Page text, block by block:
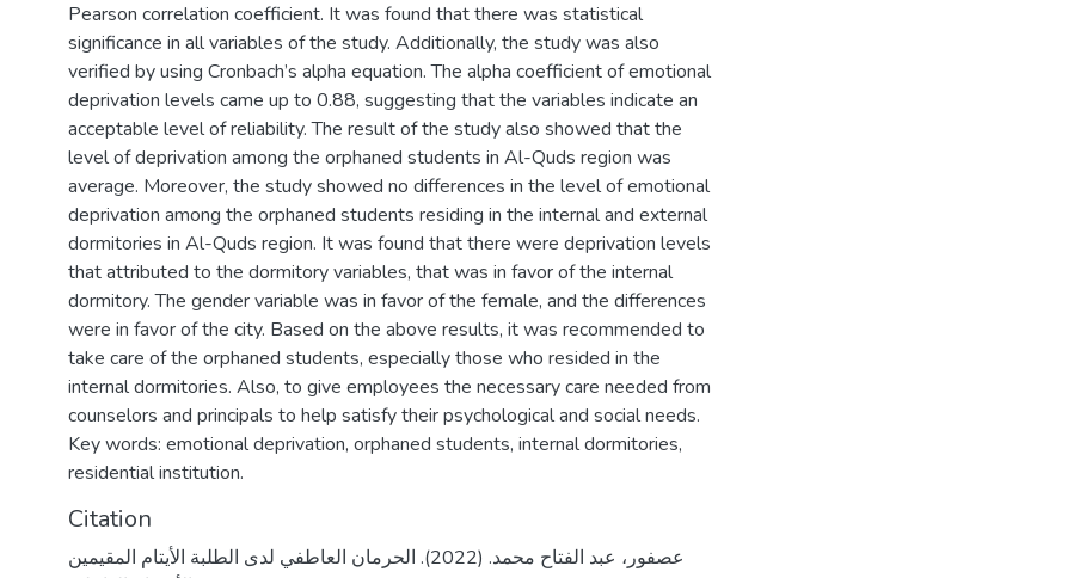
Pearson correlation coefficient. It was found that there was statistical
significance in all variables of the study. Additionally, the study was also
verified by using Cronbach’s alpha equation. The alpha coefficient of emotional
deprivation levels came up to 0.88, suggesting that the variables indicate an
acceptable level of reliability. The result of the study also showed that the
level of deprivation among the orphaned students in Al-Quds region was
average. Moreover, the study showed no differences in the level of emotional
deprivation among the orphaned students residing in the internal and external
dormitories in Al-Quds region. It was found that there were deprivation levels
that attributed to the dormitory variables, that was in favor of the internal
dormitory. The gender variable was in favor of the female, and the differences
were in favor of the city. Based on the above results, it was recommended to
take care of the orphaned students, especially those who resided in the
internal dormitories. Also, to give employees the necessary care needed from
counselors and principals to help satisfy their psychological and social needs.
Key words: emotional deprivation, orphaned students, internal dormitories,
residential institution.
Citation
عصفور، عبد الفتاح محمد. (2022). الحرمان العاطفي لدى الطلبة الأيتام المقيمين